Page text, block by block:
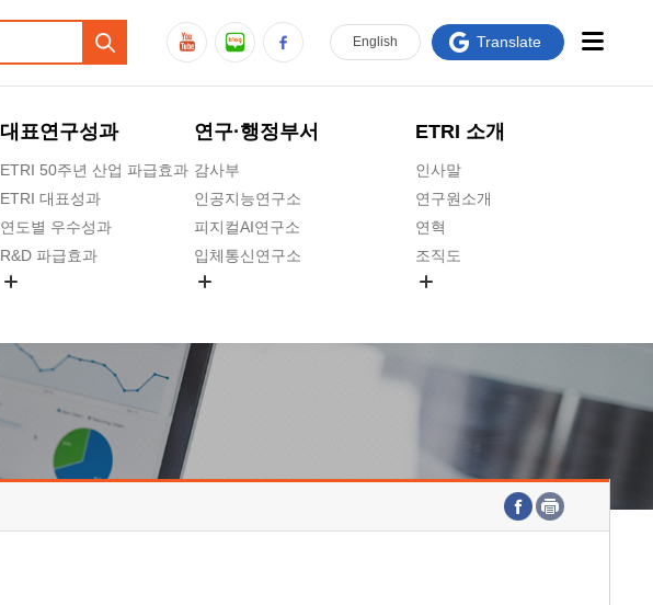
대표연구성과
ETRI 50주년 산업 파급효과
ETRI 대표성과
연도별 우수성과
R&D 파급효과
연구·행정부서
감사부
인공지능연구소
피지컬AI연구소
입체통신연구소
ICT전략연구소
인공지능안전연구소
우주항공반도체전략연구단
대경권연구본부
호남권연구본부
기획본부
ETRI 소개
인사말
연구원소개
연혁
조직도
연구원 고객헌장
ETRI CI
찾아오시는길
English Translate